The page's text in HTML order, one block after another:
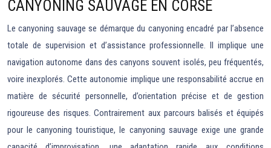
CANYONING SAUVAGE EN CORSE
Le canyoning sauvage se démarque du canyoning encadré par l’absence
totale de supervision et d’assistance professionnelle. Il implique une
navigation autonome dans des canyons souvent isolés, peu fréquentés,
voire inexplorés. Cette autonomie implique une responsabilité accrue en
matière de sécurité personnelle, d’orientation précise et de gestion
rigoureuse des risques. Contrairement aux parcours balisés et équipés
pour le canyoning touristique, le canyoning sauvage exige une grande